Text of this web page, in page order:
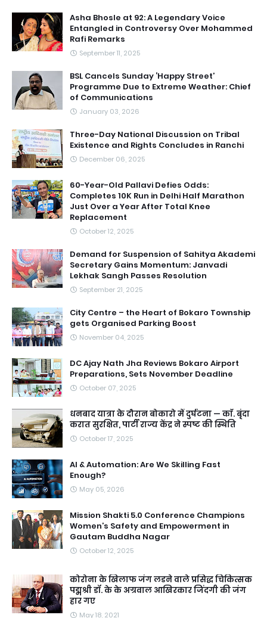
Asha Bhosle at 92: A Legendary Voice
Entangled in Controversy Over Mohammed
Rafi Remarks
September 11, 2025
BSL Cancels Sunday ‘Happy Street’
Programme Due to Extreme Weather: Chief
of Communications
January 03, 2026
Three-Day National Discussion on Tribal
Existence and Rights Concludes in Ranchi
December 06, 2025
60-Year-Old Pallavi Defies Odds:
Completes 10K Run in Delhi Half Marathon
Just Over a Year After Total Knee
Replacement
October 12, 2025
Demand for Suspension of Sahitya Akademi
Secretary Gains Momentum: Janvadi
Lekhak Sangh Passes Resolution
September 21, 2025
City Centre – the Heart of Bokaro Township
gets Organised Parking Boost
November 04, 2025
DC Ajay Nath Jha Reviews Bokaro Airport
Preparations, Sets November Deadline
October 07, 2025
धनबाद यात्रा के दौरान बोकारो में दुर्घटना — काॅ. बृंदा
करात सुरक्षित, पार्टी राज्य केंद्र ने स्पष्ट की स्थिति
October 17, 2025
AI & Automation: Are We Skilling Fast
Enough?
May 05, 2026
Mission Shakti 5.0 Conference Champions
Women’s Safety and Empowerment in
Gautam Buddha Nagar
October 12, 2025
कोरोना के खिलाफ जंग लडने वाले प्रसिद्ध चिकित्सक
पद्मश्री डॉ. के के अग्रवाल आखिरकार जिंदगी की जंग
हार गए
May 18, 2021